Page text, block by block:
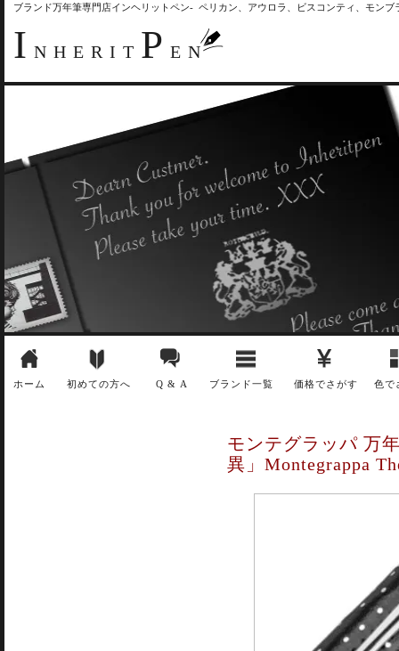
ブランド万年筆専門店インヘリットペン- ペリカン、アウロラ、ビスコンティ、モン
I NHERIT P EN
ホーム 初めての方へ Q & A ブランド一覧 価格でさがす 色で
モンテグラッパ 万
異」Montegrappa